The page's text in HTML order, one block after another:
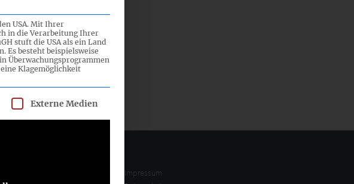
wurde
Impressum
USA. Mit Ihrer
in die Verarbeitung Ihrer
stuft die USA als ein Land
Es besteht beispielsweise
Überwachungsprogrammen
Klagemöglichkeit
Einwilligung erteilt werden kann. Die erste Service-Gruppe ist essenziell und
Externe Medien